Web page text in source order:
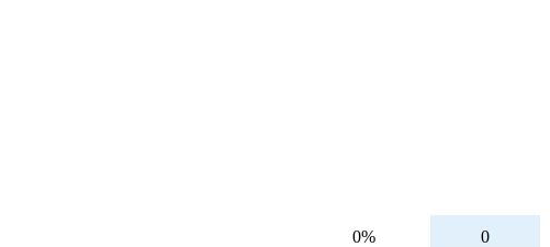
0% 0